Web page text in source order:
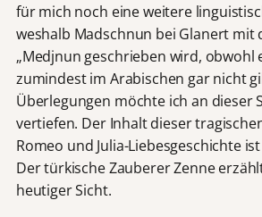
für mich noch eine weitere
weshalb Madschnun bei Glanert mit
„Medjnun geschrieben wird, obwohl
zumindest im Arabischen gar nicht
Überlegungen möchte ich an dieser
vertiefen. Der Inhalt dieser
Romeo und Julia-Liebesgeschichte
Der türkische Zauberer Zenne
heutiger Sicht.